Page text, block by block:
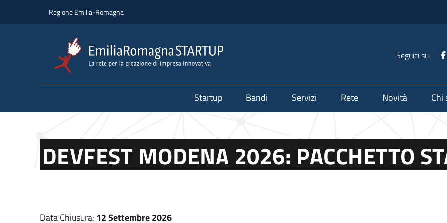
Regione Emilia-Romagna
Seguici su
Startup Bandi Servizi Rete Novità Chi
DEVFEST MODENA 2026: PACCHETTO
Data Chiusura: 12 Settembre 2026